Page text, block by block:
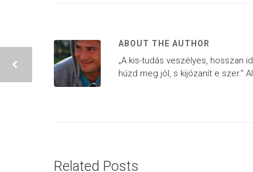
ABOUT THE AUTHOR
„A kis-tudás veszélyes, hosszan
húzd meg jól, s kijózanít e szer.”
Related Posts